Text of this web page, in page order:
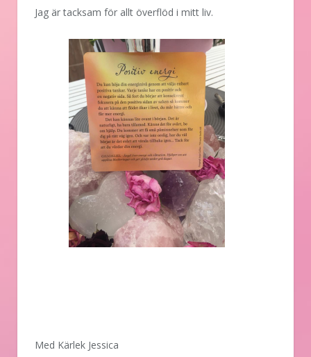
Jag är tacksam för allt överflöd i mitt liv.
Med Kärlek Jessica